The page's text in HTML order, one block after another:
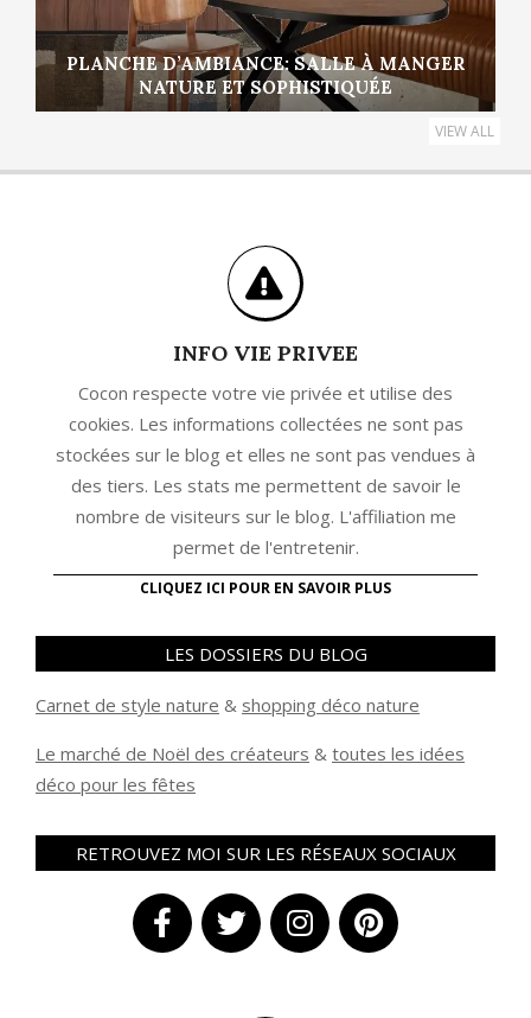
PLANCHE D’AMBIANCE: SALLE À MANGER
NATURE ET SOPHISTIQUÉE
VIEW ALL
INFO VIE PRIVEE
Cocon respecte votre vie privée et utilise des
cookies. Les informations collectées ne sont pas
stockées sur le blog et elles ne sont pas vendues à
des tiers. Les stats me permettent de savoir le
nombre de visiteurs sur le blog. L'affiliation me
permet de l'entretenir.
CLIQUEZ ICI POUR EN SAVOIR PLUS
LES DOSSIERS DU BLOG
Carnet de style nature & shopping déco nature
Le marché de Noël des créateurs & toutes les idées
déco pour les fêtes
RETROUVEZ MOI SUR LES RÉSEAUX SOCIAUX